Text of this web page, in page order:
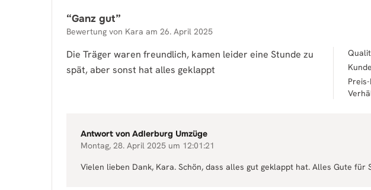
“Ganz gut”
Bewertung von Kara am 26. April 2025
Die Träger waren freundlich, kamen leider eine Stunde zu
spät, aber sonst hat alles geklappt
Antwort von Adlerburg Umzüge
Montag, 28. April 2025 um 12:01:21
Vielen lieben Dank, Kara. Schön, dass alles gut geklappt hat. Alles Gute für